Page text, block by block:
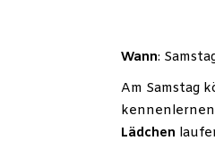
Wann:
Am Samstag
Lädchen